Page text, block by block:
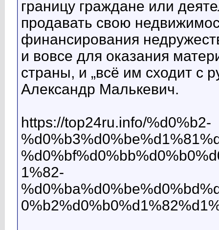
границу граждане или
продавать свою
финансирования
и вовсе для оказания
страны, и „всё им сходит с
Александр Малькевич.
https://top24ru.info/%d0%b2-
1%82-